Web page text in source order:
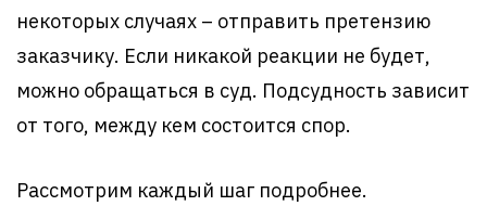
некоторых случаях – отправить претензию
заказчику. Если никакой реакции не будет,
можно обращаться в суд. Подсудность зависит
от того, между кем состоится спор.
Рассмотрим каждый шаг подробнее.